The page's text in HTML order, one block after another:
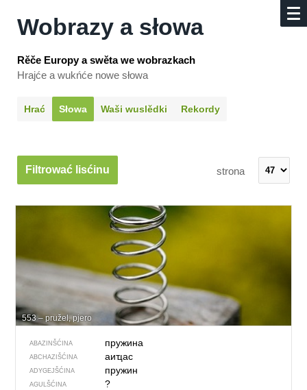
Wobrazy a słowa
Rěče Europy a swěta we wobrazkach
Hrajće a wukńće nowe słowa
Hrać Słowa Waši wuslědki Rekordy
Filtrować lisćinu strona
553 – pružel, pjero
ABAZINŠĆINA пружина
ABCHAZIŠĆINA аиҵас
ADYGEJŠĆINA пружин
AGULŠĆINA ?